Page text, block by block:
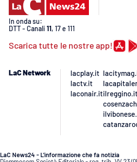
In onda su:
DTT - Canali 11, 17 e 111
Scarica tutte le nostre app!
LaC Network
lacplay.it
lactv.it
laconair.itilreggino.it
LaC News24 - L’informazione che fa notizia